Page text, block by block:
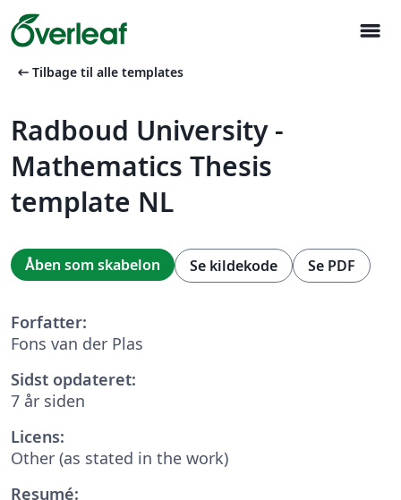
menu
arrow_left_alt Tilbage til alle templates
Radboud University -
Mathematics Thesis
template NL
Åben som skabelon Se kildekode Se PDF
Forfatter:
Fons van der Plas
Sidst opdateret:
7 år siden
Licens:
Other (as stated in the work)
Resumé: